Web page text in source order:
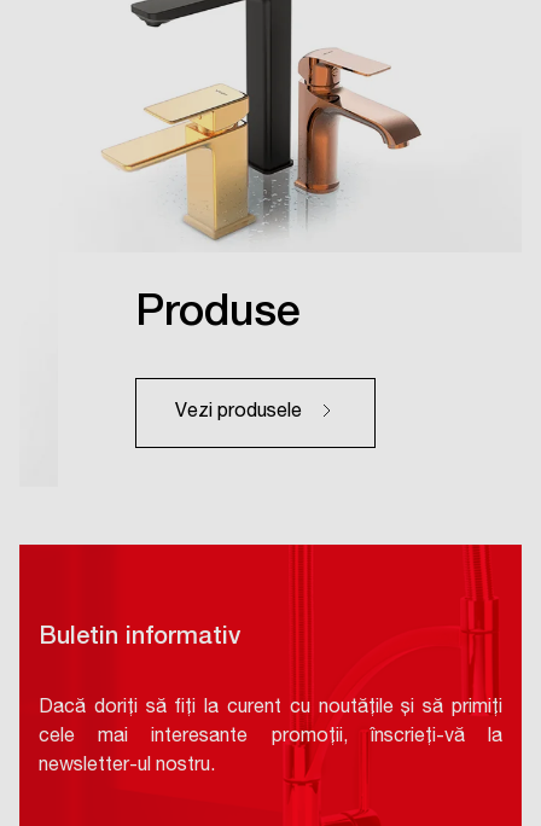
Produse
Vezi produsele
Buletin informativ
Dacă doriți să fiți la curent cu noutățile și să primiți
cele mai interesante promoții, înscrieți-vă la
newsletter-ul nostru.